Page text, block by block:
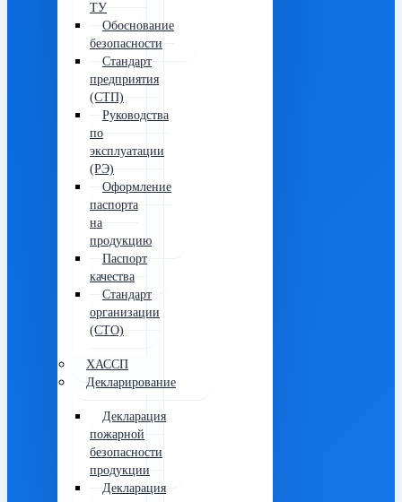
ТУ
Обоснование
безопасности
Стандарт
предприятия
(СТП)
Руководства
по
эксплуатации
(РЭ)
Оформление
паспорта
на
продукцию
Паспорт
качества
Стандарт
организации
(СТО)
ХАССП
Декларирование
Декларация
пожарной
безопасности
продукции
Декларация